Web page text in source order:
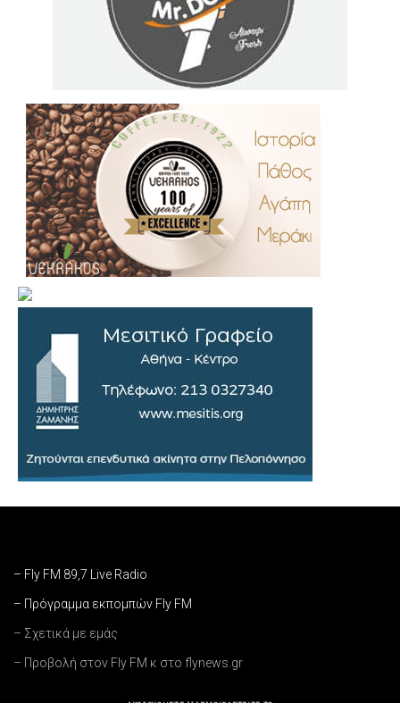
– Fly FM 89,7 Live Radio
– Πρόγραμμα εκπομπών Fly FM
– Σχετικά με εμάς
– Προβολή στον Fly FM κ στο flynews.gr